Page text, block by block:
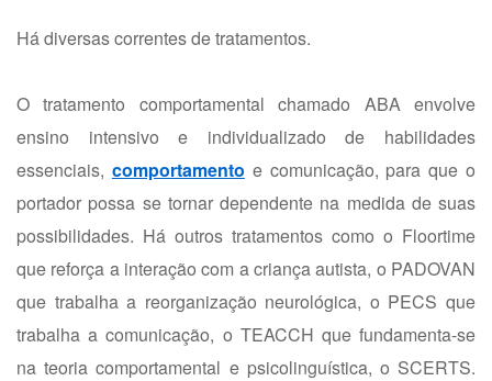
Há diversas correntes de tratamentos.
O tratamento comportamental chamado ABA envolve
ensino intensivo e individualizado de habilidades
essenciais, comportamento e comunicação, para que o
portador possa se tornar dependente na medida de suas
possibilidades. Há outros tratamentos como o Floortime
que reforça a interação com a criança autista, o PADOVAN
que trabalha a reorganização neurológica, o PECS que
trabalha a comunicação, o TEACCH que fundamenta-se
na teoria comportamental e psicolinguística, o SCERTS.